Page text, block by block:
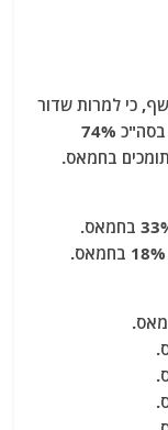
כי למרות שדור
ה-Z מעדיף לתמוך בחמאס מאשר בישראל, בסה"כ 74%